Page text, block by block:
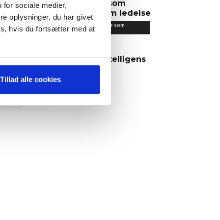
for sociale medier,
oplysninger, du har givet
hvis du fortsætter med at
Tillad alle cookies
Det lærte jeg som
iværksætter om ledelse
Det lærte jeg om ledelse som
iværksætter
AI – Kunstig intelligens